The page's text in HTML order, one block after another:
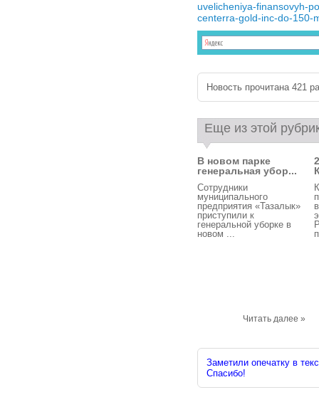
uvelicheniya-finansovyh-
centerra-gold-inc-do-150-
Новость прочитана 421
Еще из этой
В новом парке
генеральная убор...
Сотрудники
муниципального
предприятия «Тазалык»
приступили к
генеральной уборке в
новом ...
Читать далее »
Заметили опечатку в
Спасибо!